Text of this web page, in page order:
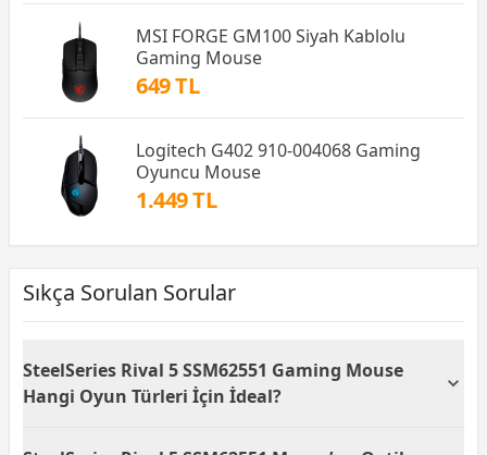
MSI FORGE GM100 Siyah Kablolu
Gaming Mouse
649 TL
Logitech G402 910-004068 Gaming
Oyuncu Mouse
1.449 TL
Sıkça Sorulan Sorular
SteelSeries Rival 5 SSM62551 Gaming Mouse
Hangi Oyun Türleri İçin İdeal?